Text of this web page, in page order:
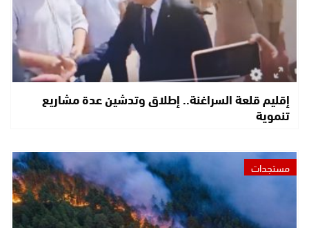
إقليم قلعة السراغنة.. إطلاق وتدشين عدة مشاريع
تنموية
مستجدات